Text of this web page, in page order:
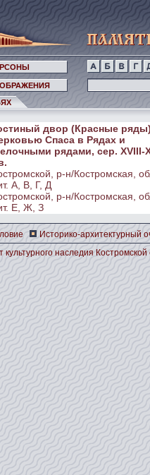
двор (Красные
Спаса в Рядах и
рядами, сер. XVIII-
р-н/Костромская,
А, В, Г, Д
р-н/Костромская,
Е, Ж, З
Историко-архитектурный
культурного наследия Костромской